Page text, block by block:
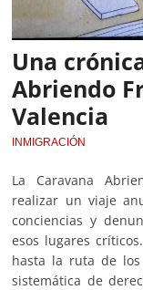
Una
Abriendo
Valencia
INMIGRACIÓN
La Caravana
realizar un viaje
conciencias y
esos lugares
hasta la ruta de
sistemática de